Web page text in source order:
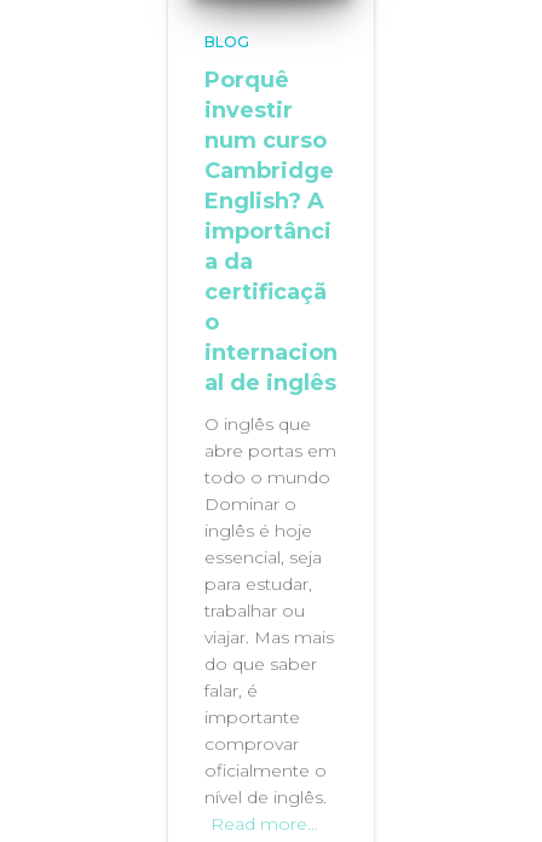
BLOG
Porquê
investir
num curso
Cambridge
English? A
importânci
a da
certificaçã
o
internacion
al de inglês
O inglês que
abre portas em
todo o mundo
Dominar o
inglês é hoje
essencial, seja
para estudar,
trabalhar ou
viajar. Mas mais
do que saber
falar, é
importante
comprovar
oficialmente o
nível de inglês.
Read more…